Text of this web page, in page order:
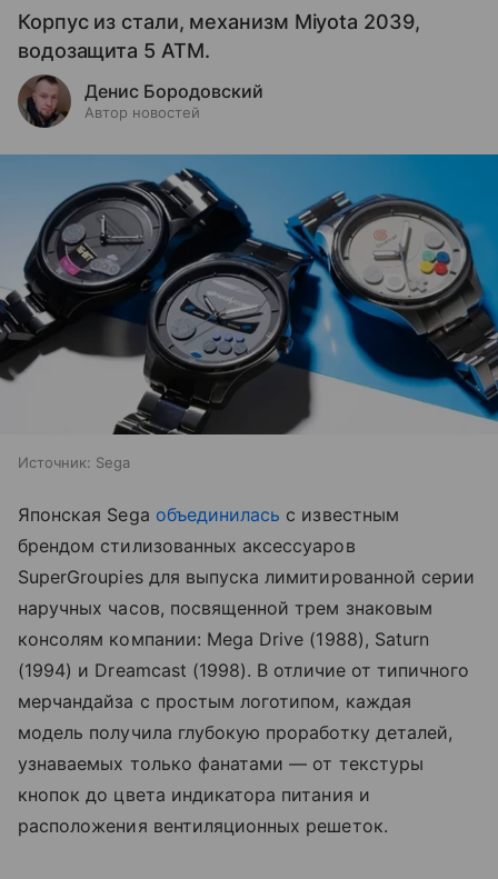
Корпус из стали, механизм Miyota 2039,
водозащита 5 ATM.
Денис Бородовский
Автор новостей
Источник: Sega
Японская Sega объединилась с известным
брендом стилизованных аксессуаров
SuperGroupies для выпуска лимитированной серии
наручных часов, посвященной трем знаковым
консолям компании: Mega Drive (1988), Saturn
(1994) и Dreamcast (1998). В отличие от типичного
мерчандайза с простым логотипом, каждая
модель получила глубокую проработку деталей,
узнаваемых только фанатами — от текстуры
кнопок до цвета индикатора питания и
расположения вентиляционных решеток.